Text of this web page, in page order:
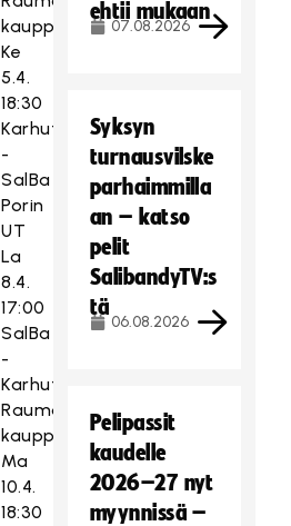
kauppaoppilaitos
Ke
5.4.
18:30
Karhut
-
SalBa
Porin
UT
La
8.4.
17:00
SalBa
-
Karhut
Rauman
kauppaoppilaitos
Ma
10.4.
18:30
ehtii mukaan
07.08.2026
Syksyn
turnausvilske
parhaimmilla
an – katso
pelit
SalibandyTV:s
tä
06.08.2026
Pelipassit
kaudelle
2026–27 nyt
myynnissä –